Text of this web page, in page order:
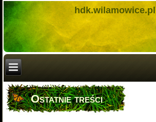
hdk.wilamowice.pl
Ostatnie treści